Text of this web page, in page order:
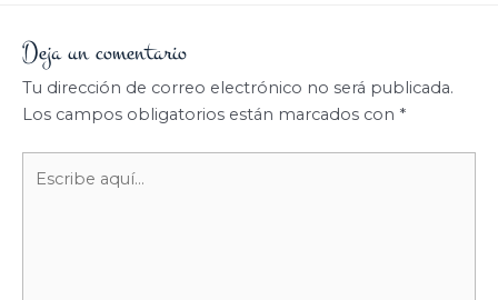
Deja un comentario
Tu dirección de correo electrónico no será publicada.
Los campos obligatorios están marcados con *
aquí...